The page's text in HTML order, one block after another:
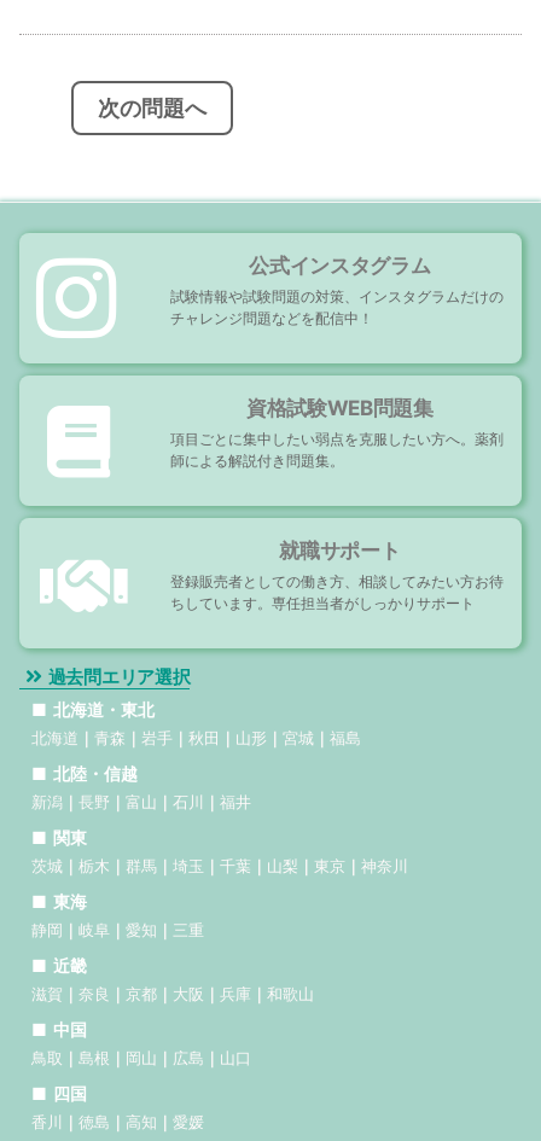
ン
次の問題へ
公式インスタグラム
試験情報や試験問題の対策、インスタグラムだけの
チャレンジ問題などを配信中！
資格試験WEB問題集
項目ごとに集中したい弱点を克服したい方へ。薬剤
師による解説付き問題集。
就職サポート
登録販売者としての働き方、相談してみたい方お待
ちしています。専任担当者がしっかりサポート
過去問エリア選択
北海道・東北
北海道 青森 岩手 秋田 山形 宮城 福島
北陸・信越
新潟 長野 富山 石川 福井
関東
茨城 栃木 群馬 埼玉 千葉 山梨 東京 神奈川
東海
静岡 岐阜 愛知 三重
近畿
滋賀 奈良 京都 大阪 兵庫 和歌山
中国
鳥取 島根 岡山 広島 山口
四国
香川 徳島 高知 愛媛